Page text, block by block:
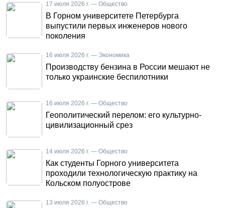
17 июля 2026 г. — Общество
В Горном университете Петербурга
выпустили первых инженеров нового
поколения
16 июля 2026 г. — Экономика
Производству бензина в России мешают не
только украинские беспилотники
16 июля 2026 г. — Общество
Геополитический перелом: его культурно-
цивилизационный срез
14 июля 2026 г. — Общество
Как студенты Горного университета
проходили технологическую практику на
Кольском полуострове
13 июля 2026 г. — Общество